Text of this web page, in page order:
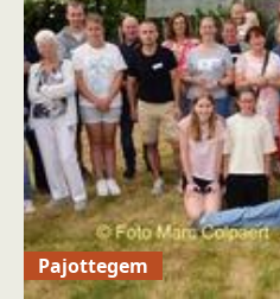
Pajottegem